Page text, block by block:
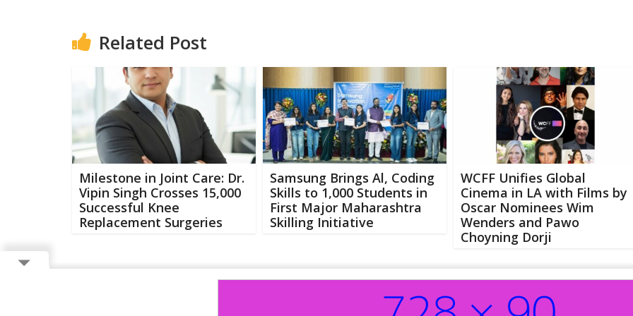
Related Post
Milestone in Joint Care: Dr.
Vipin Singh Crosses 15,000
Successful Knee
Replacement Surgeries
Samsung Brings Al, Coding
Skills to 1,000 Students in
First Major Maharashtra
Skilling Initiative
WCFF Unifies Global
Cinema in LA with Films by
Oscar Nominees Wim
Wenders and Pawo
Choyning Dorji